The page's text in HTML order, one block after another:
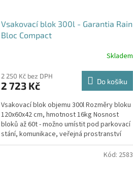
Vsakovací blok 300l - Garantia Rain
Bloc Compact
produktu
je
z
5
hvězdiček.
Skladem
2 250 Kč bez DPH
2 723 Kč Do košíku
Vsakovací blok objemu 300l Rozměry bloku
120x60x42 cm, hmotnost 16kg Nosnost
bloků až 60t - možno umístit pod parkovací
stání, komunikace, veřejná prostranství
Cena včetně...
Kód: 2583